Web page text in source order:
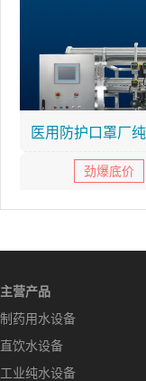
医用防护口罩厂
劲爆底价
主营产品
制药用水设备
直饮水设备
工业纯水设备